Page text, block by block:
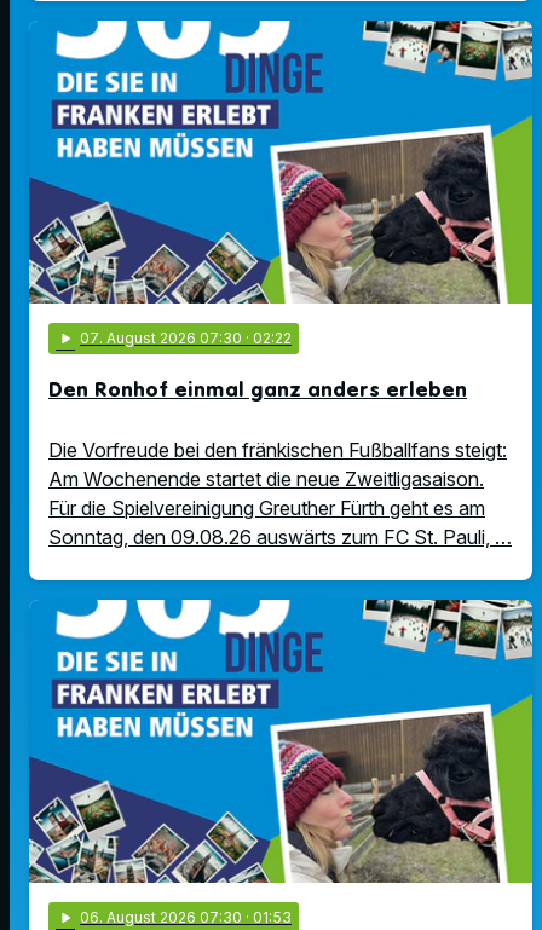
play_arrow 07. August 2026 07:30 · 02:22
Den Ronhof einmal ganz anders erleben
Die Vorfreude bei den fränkischen Fußballfans steigt:
Am Wochenende startet die neue Zweitligasaison.
Für die Spielvereinigung Greuther Fürth geht es am
Sonntag, den 09.08.26 auswärts zum FC St. Pauli, …
play_arrow 06. August 2026 07:30 · 01:53